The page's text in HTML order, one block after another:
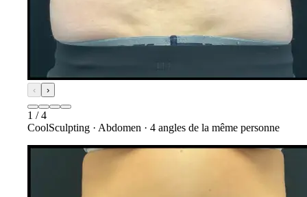
‹ ›
1 /4
CoolSculpting · Abdomen · 4 angles de la même personne